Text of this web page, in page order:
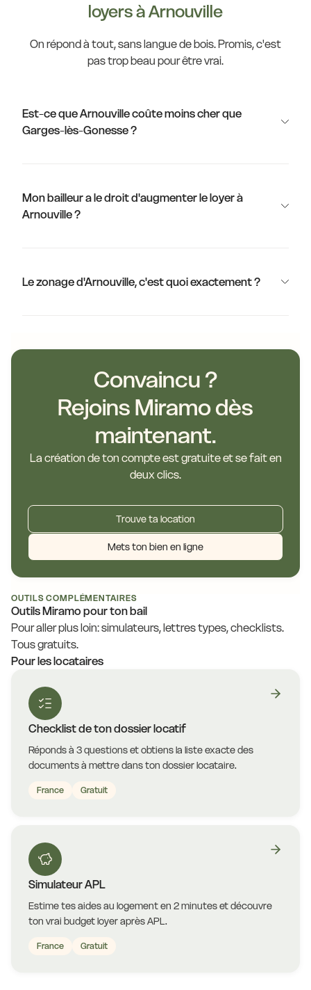
loyers à Arnouville
On répond à tout, sans langue de bois. Promis, c'est
pas trop beau pour être vrai.
Est-ce que Arnouville coûte moins cher que
Garges-lès-Gonesse ?
Mon bailleur a le droit d'augmenter le loyer à
Arnouville ?
Le zonage d'Arnouville, c'est quoi exactement ?
Convaincu ?
Rejoins Miramo dès
maintenant.
La création de ton compte est gratuite et se fait en
deux clics.
Trouve ta location
Mets ton bien en ligne
OUTILS COMPLÉMENTAIRES
Outils Miramo pour ton bail
Pour aller plus loin: simulateurs, lettres types, checklists.
Tous gratuits.
Pour les locataires
Checklist de ton dossier locatif
Réponds à 3 questions et obtiens la liste exacte des
documents à mettre dans ton dossier locataire.
France Gratuit
Simulateur APL
Estime tes aides au logement en 2 minutes et découvre
ton vrai budget loyer après APL.
France Gratuit